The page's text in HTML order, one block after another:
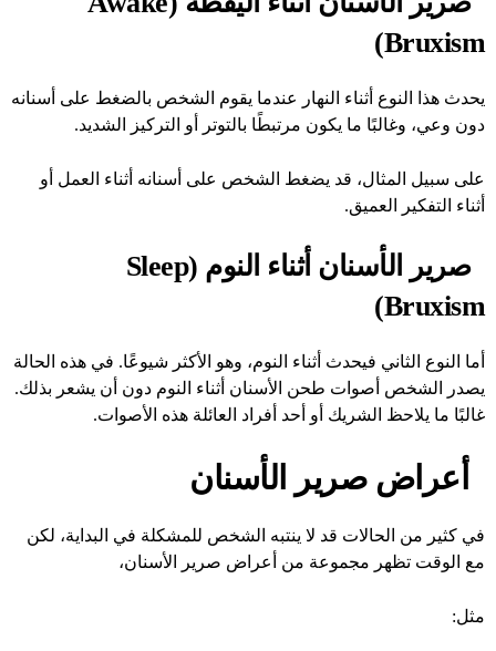
Bruxism)
يحدث هذا النوع أثناء النهار عندما يقوم الشخص بالضغط على أسنانه
دون وعي، وغالبًا ما يكون مرتبطًا بالتوتر أو التركيز الشديد.
على سبيل المثال، قد يضغط الشخص على أسنانه أثناء العمل أو
أثناء التفكير العميق.
صرير الأسنان أثناء النوم (Sleep
Bruxism)
أما النوع الثاني فيحدث أثناء النوم، وهو الأكثر شيوعًا. في هذه الحالة
يصدر الشخص أصوات طحن الأسنان أثناء النوم دون أن يشعر بذلك.
غالبًا ما يلاحظ الشريك أو أحد أفراد العائلة هذه الأصوات.
أعراض صرير الأسنان
في كثير من الحالات قد لا ينتبه الشخص للمشكلة في البداية، لكن
مع الوقت تظهر مجموعة من أعراض صرير الأسنان،
مثل: